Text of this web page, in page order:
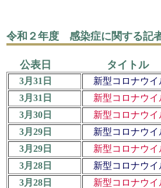
令和２年度 感染症に関する記
公表日 タイトル
3月31日
新型コロナウ
3月31日
新型コロナウ
3月30日
新型コロナウ
3月29日
新型コロナウ
3月29日
新型コロナウ
3月28日
新型コロナウ
3月28日
新型コロナウ